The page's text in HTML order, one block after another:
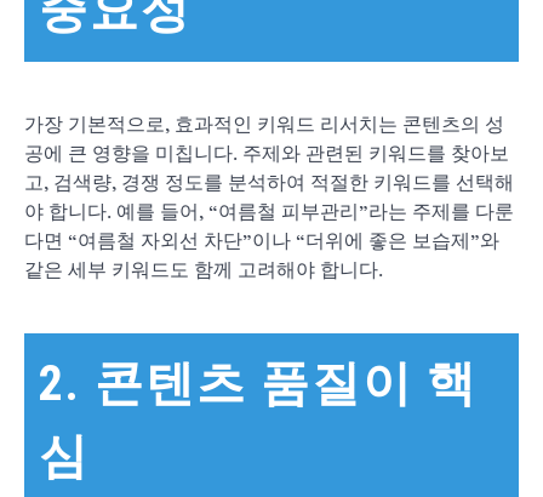
가장 기본적으로, 효과적인 키워드 리서치는 콘텐츠의 성
공에 큰 영향을 미칩니다. 주제와 관련된 키워드를 찾아보
고, 검색량, 경쟁 정도를 분석하여 적절한 키워드를 선택해
야 합니다. 예를 들어, “여름철 피부관리”라는 주제를 다룬
다면 “여름철 자외선 차단”이나 “더위에 좋은 보습제”와
같은 세부 키워드도 함께 고려해야 합니다.
2. 콘텐츠 품질이 핵
심